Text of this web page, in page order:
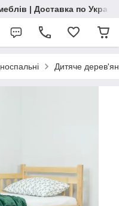
| Доставка по
Дитяче